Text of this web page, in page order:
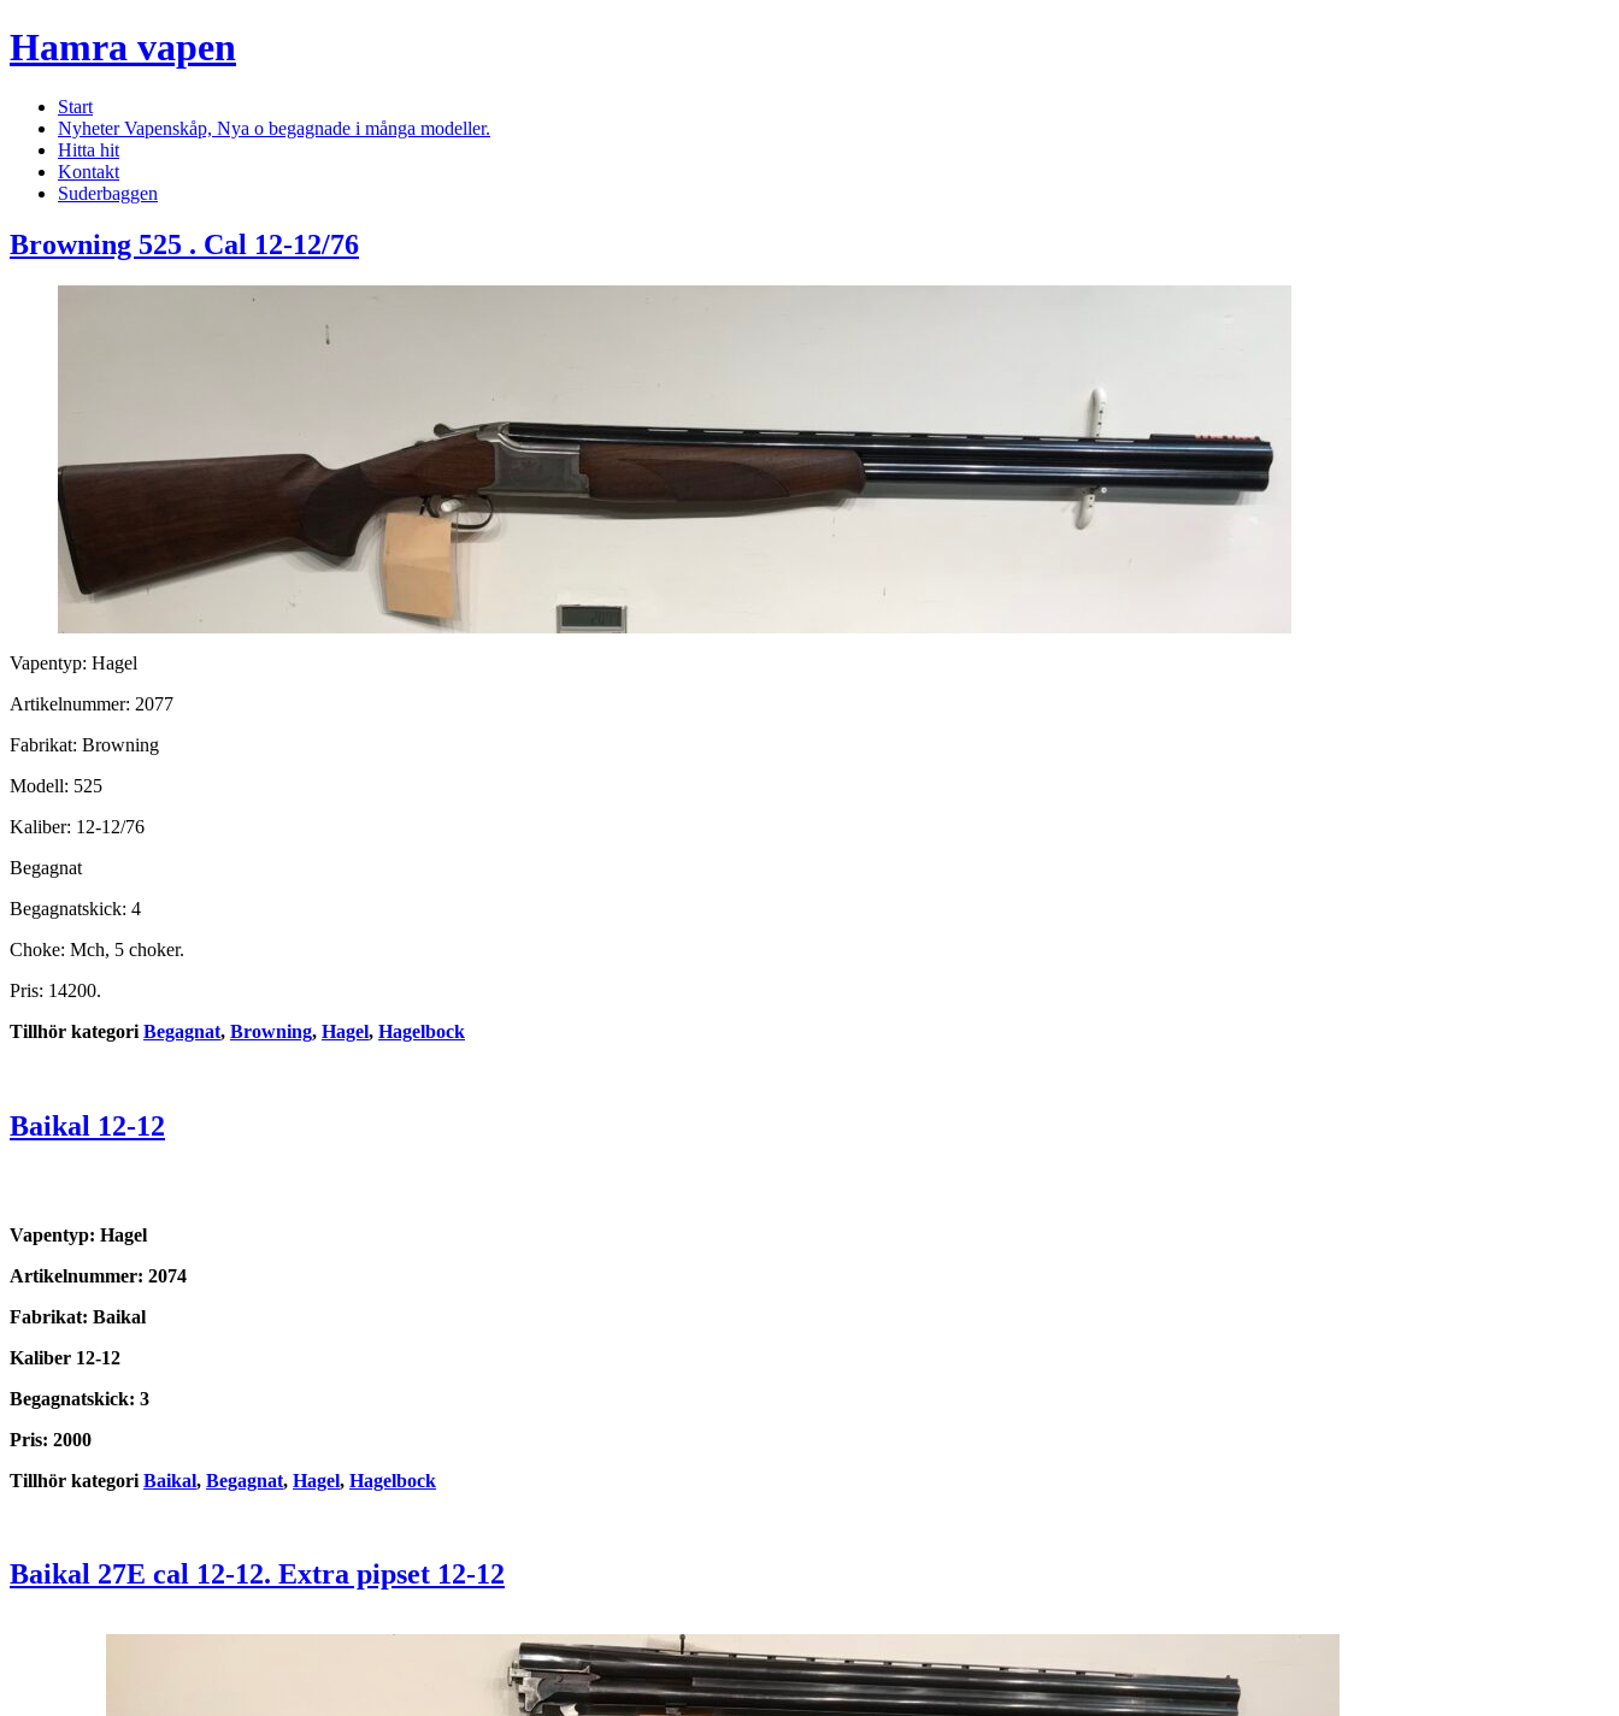
Hamra vapen
Start
Nyheter Vapenskåp, Nya o begagnade i många modeller.
Hitta hit
Kontakt
Suderbaggen
Browning 525 . Cal 12-12/76
Vapentyp: Hagel
Artikelnummer: 2077
Fabrikat: Browning
Modell: 525
Kaliber: 12-12/76
Begagnat
Begagnatskick: 4
Choke: Mch, 5 choker.
Pris: 14200.
Tillhör kategori Begagnat, Browning, Hagel, Hagelbock
Baikal 12-12
Vapentyp: Hagel
Artikelnummer: 2074
Fabrikat: Baikal
Kaliber 12-12
Begagnatskick: 3
Pris: 2000
Tillhör kategori Baikal, Begagnat, Hagel, Hagelbock
Baikal 27E cal 12-12. Extra pipset 12-12